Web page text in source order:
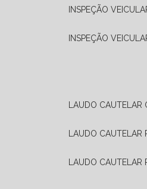
INSPEÇÃO
INSPEÇÃO
LAUDO CAUTELAR
LAUDO CAUTELAR
LAUDO CAUTELAR